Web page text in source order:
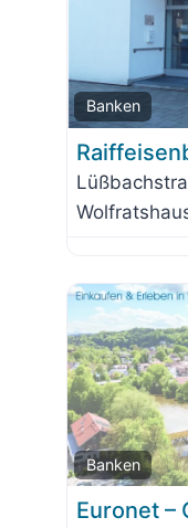
Banken
Banken
Euronet –